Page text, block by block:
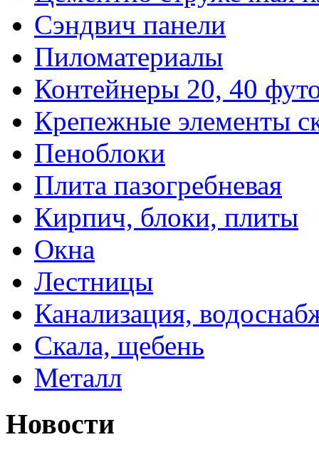
Сэндвич панели
Пиломатериалы
Контейнеры 20, 40
Крепежные элементы
Пеноблоки
Плита пазогребневая
Кирпич, блоки, плиты
Окна
Лестницы
Канализация,
Скала, щебень
Металл
Новости